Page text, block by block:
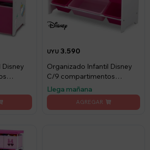
UYU 3.590
Organizado Infantil Disney
C/9 compartimentos
Blanco-Rosa
Llega mañana